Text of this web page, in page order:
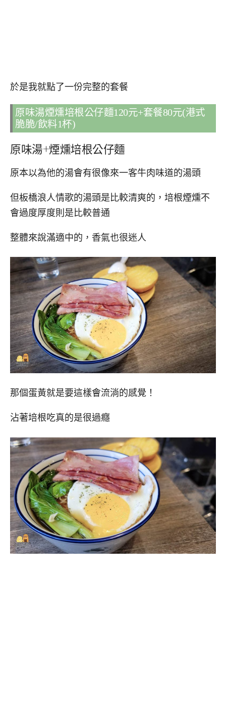
於是我就點了一份完整的套餐
原味湯煙燻培根公仔麵120元+套餐80元(港式
脆脆/飲料1杯)
原味湯+煙燻培根公仔麵
原本以為他的湯會有很像來一客牛肉味道的湯頭
但板橋浪人情歌的湯頭是比較清爽的，培根煙燻不
會過度厚度則是比較普通
整體來說滿適中的，香氣也很迷人
那個蛋黃就是要這樣會流淌的感覺！
沾著培根吃真的是很過癮